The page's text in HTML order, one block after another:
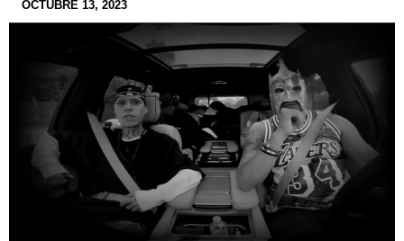
OCTUBRE 13, 2023